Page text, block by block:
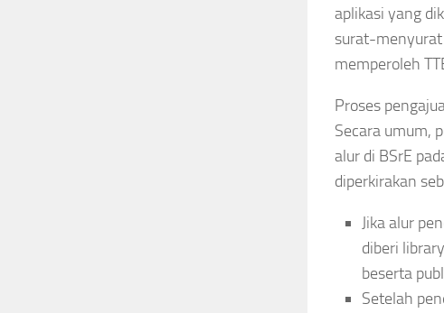
aplikasi yang
surat-menyurat
memperoleh
Proses
Secara umum,
alur di BSrE
diperkirakan
Jika alur
diberi
beserta
Setelah